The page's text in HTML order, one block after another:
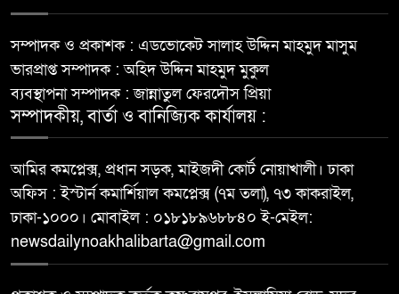
সম্পাদক ও প্রকাশক : এডভোকেট সালাহ উদ্দিন মাহমুদ মাসুম
ভারপ্রাপ্ত সম্পাদক : অহিদ উদ্দিন মাহমুদ মুকুল
ব্যবস্থাপনা সম্পাদক : জান্নাতুল ফেরদৌস প্রিয়া
সম্পাদকীয়, বার্তা ও বানিজ্যিক কার্যালয় :
আমির কমপ্লেক্স, প্রধান সড়ক, মাইজদী কোর্ট নোয়াখালী। ঢাকা
অফিস : ইস্টার্ন কমার্শিয়াল কমপ্লেক্স (৭ম তলা), ৭৩ কাকরাইল,
ঢাকা-১০০০। মোবাইল : ০১৮১৮৯৬৮৮৪০ ই-মেইল:
newsdailynoakhalibarta@gmail.com